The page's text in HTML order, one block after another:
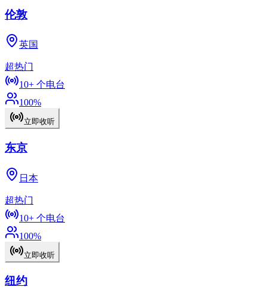
伦敦
英国
超热门
10+ 个电台
100%
立即收听
东京
日本
超热门
10+ 个电台
100%
立即收听
纽约